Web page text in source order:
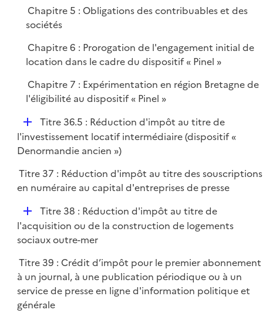
Chapitre 5 : Obligations des contribuables et des
sociétés
Chapitre 6 : Prorogation de l'engagement initial de
location dans le cadre du dispositif « Pinel »
Chapitre 7 : Expérimentation en région Bretagne de
l'éligibilité au dispositif « Pinel »
D
é
p
i
e
Titre 36.5 : Réduction d'impôt au titre de
l'investissement locatif intermédiaire (dispositif «
Denormandie ancien »)
Titre 37 : Réduction d'impôt au titre des souscriptions
en numéraire au capital d'entreprises de presse
D
é
p
i
e
r
Titre 38 : Réduction d'impôt au titre de
l'acquisition ou de la construction de logements
sociaux outre-mer
Titre 39 : Crédit d’impôt pour le premier abonnement
à un journal, à une publication périodique ou à un
service de presse en ligne d'information politique et
générale